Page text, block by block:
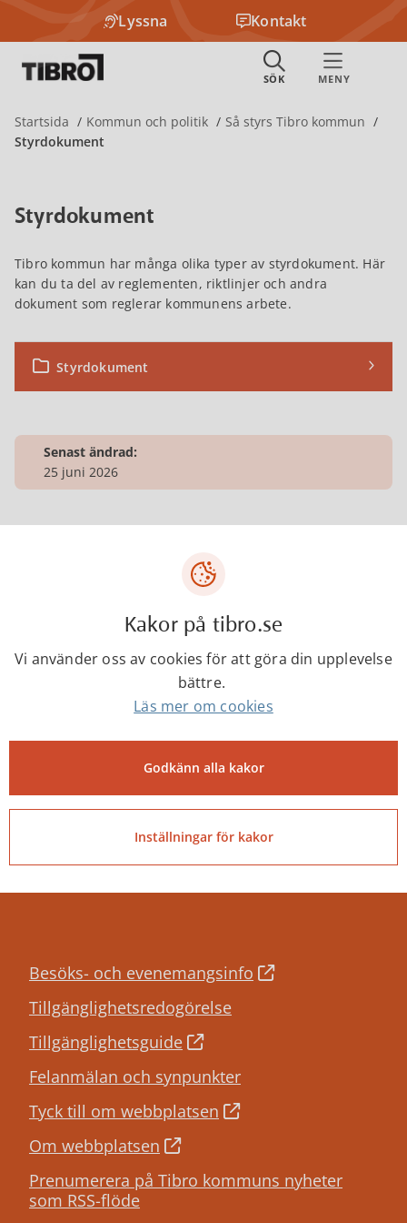
Lyssna Kontakt
Startsida Kommun och politik
Så styrs Tibro kommun
Styrdokument
Styrdokument
Tibro kommun har många olika typer av styrdokument. Här
kan du ta del av reglementen, riktlinjer och andra
dokument som reglerar kommunens arbete.
Styrdokument
Senast ändrad:
25 juni 2026
Telefon: 0504-180 00
E-post: kommun@tibro.se
Organisationsnummer:
212000-1660
0007:2120001660
Besöks- och evenemangsinfo
Tillgänglighetsredogörelse
Tillgänglighetsguide
Felanmälan och synpunkter
Tyck till om webbplatsen
Om webbplatsen
Prenumerera på Tibro kommuns nyheter
som RSS-flöde
Kakor på tibro.se
Vi använder oss av cookies för att göra din upplevelse
bättre.
Läs mer om cookies
Godkänn alla kakor
Inställningar för kakor